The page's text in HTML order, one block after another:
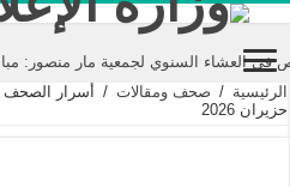
السنوي لجمعية مار منصور: مبادئها
الرئيسية / صحف ومقالات /
حزيران 2026